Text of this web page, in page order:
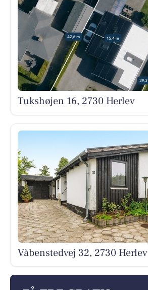
Tukshøjen 16, 2730 Herlev
Våbenstedvej 32, 2730 Herlev